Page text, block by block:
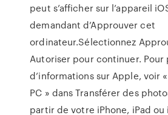
peut s’afficher sur l’appareil
demandant d’Approuver cet
ordinateur.Sélectionnez
Autoriser pour continuer. Pour
d’informations sur Apple, voir
PC » dans Transférer des
partir de votre iPhone, iPad